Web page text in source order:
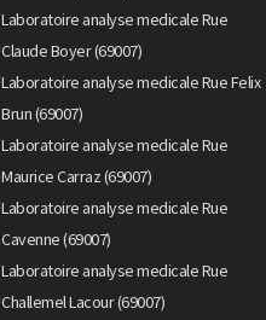
Laboratoire analyse medicale Rue
Claude Boyer (69007)
Laboratoire analyse medicale Rue Felix
Brun (69007)
Laboratoire analyse medicale Rue
Maurice Carraz (69007)
Laboratoire analyse medicale Rue
Cavenne (69007)
Laboratoire analyse medicale Rue
Challemel Lacour (69007)